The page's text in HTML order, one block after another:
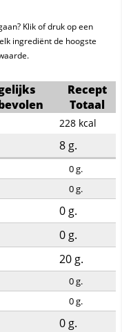
Klik of druk op een
ingrediënt de hoogste
Recept
Totaal
228 kcal
8g.
0g.
0g.
0g.
0g.
20g.
0g.
0g.
0g.